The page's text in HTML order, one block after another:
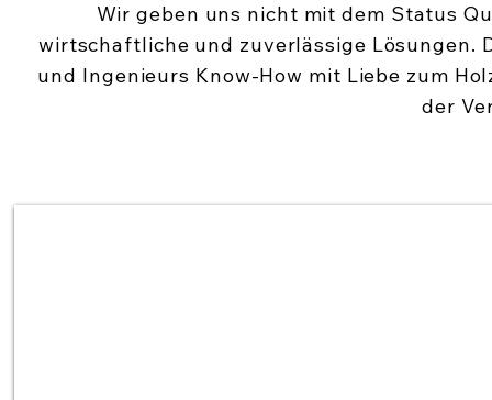
Wir geben uns nicht mit dem Status
wirtschaftliche und zuverlässige Lösungen.
und Ingenieurs Know-How mit Liebe zum
der